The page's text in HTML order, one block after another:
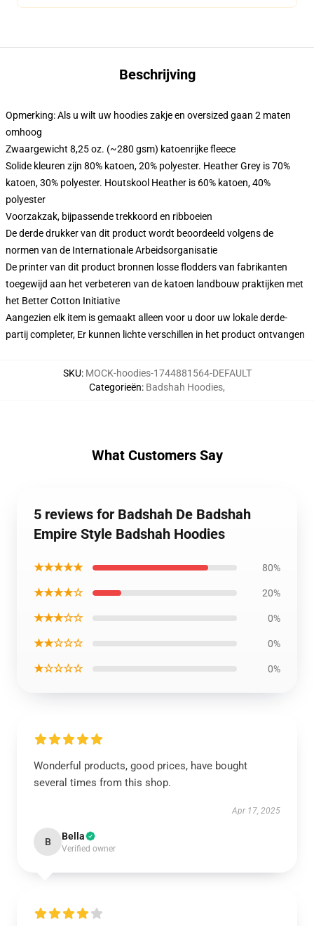
Beschrijving
Opmerking: Als u wilt uw hoodies zakje en oversized gaan 2 maten
omhoog
Zwaargewicht 8,25 oz. (~280 gsm) katoenrijke fleece
Solide kleuren zijn 80% katoen, 20% polyester. Heather Grey is 70%
katoen, 30% polyester. Houtskool Heather is 60% katoen, 40%
polyester
Voorzakzak, bijpassende trekkoord en ribboeien
De derde drukker van dit product wordt beoordeeld volgens de
normen van de Internationale Arbeidsorganisatie
De printer van dit product bronnen losse flodders van fabrikanten
toegewijd aan het verbeteren van de katoen landbouw praktijken met
het Better Cotton Initiative
Aangezien elk item is gemaakt alleen voor u door uw lokale derde-
partij completer, Er kunnen lichte verschillen in het product ontvangen
SKU: MOCK-hoodies-1744881564-DEFAULT
Categorieën: Badshah Hoodies,
What Customers Say
5 reviews for Badshah De Badshah
Empire Style Badshah Hoodies
★★★★★ 80%
★★★★☆ 20%
★★★☆☆ 0%
★★☆☆☆ 0%
★☆☆☆☆ 0%
Wonderful products, good prices, have bought
several times from this shop.
Apr 17, 2025
B Bella
Verified owner